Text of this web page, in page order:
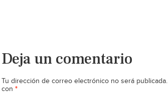
Deja un comentario
Tu dirección de correo electrónico no será publicada.
con *